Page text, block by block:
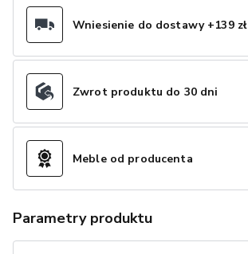
Wniesienie do dostawy +139 zł
Zwrot produktu do 30 dni
Meble od producenta
Parametry produktu